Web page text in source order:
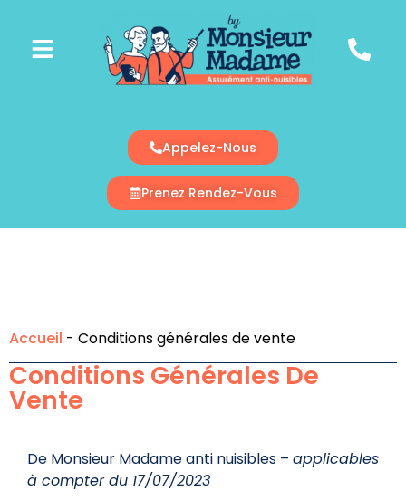
Appelez-Nous
Prenez Rendez-Vous
Accueil - Conditions générales de vente
Conditions Générales De
Vente
De Monsieur Madame anti nuisibles – applicables
à compter du 17/07/2023